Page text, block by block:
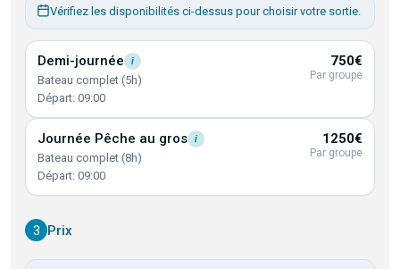
Vérifiez les disponibilités ci-dessus pour choisir votre sortie.
Demi-journée i
Bateau complet (5h)
Départ: 09:00
750€
Par groupe
Journée Pêche au gros i
Bateau complet (8h)
Départ: 09:00
1250€
Par groupe
3 Prix